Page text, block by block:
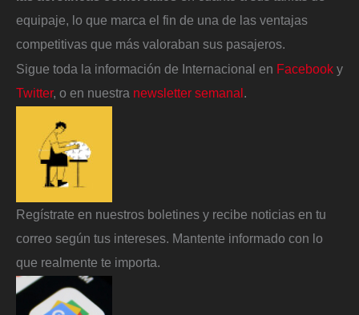
equipaje, lo que marca el fin de una de las ventajas
competitivas que más valoraban sus pasajeros.
Sigue toda la información de Internacional en Facebook y
Twitter, o en nuestra newsletter semanal .
Regístrate en nuestros boletines y recibe noticias en tu
correo según tus intereses. Mantente informado con lo
que realmente te importa.